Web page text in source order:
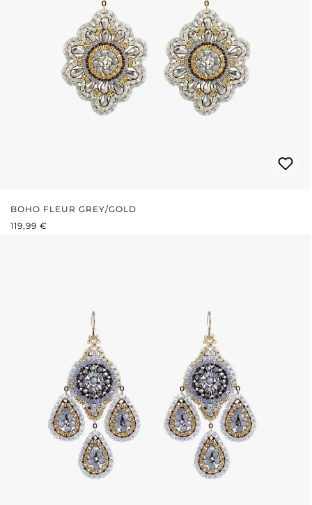
BOHO FLEUR GREY/GOLD
REGULÄRER PREIS:
119,99 €